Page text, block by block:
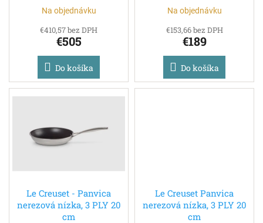
Na objednávku
€410,57 bez DPH
€505
Do košíka
Na objednávku
€153,66 bez DPH
€189
Do košíka
Le Creuset - Panvica
nerezová nízka, 3 PLY 20
cm
Le Creuset Panvica
nerezová nízka, 3 PLY 20
cm